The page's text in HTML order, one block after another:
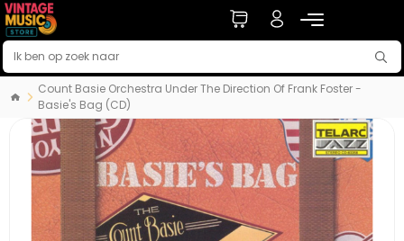
Count Basie Orchestra Under The Direction Of Frank Foster -
Basie's Bag (CD)